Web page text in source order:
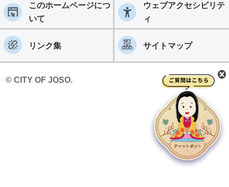
このホームページにつ
いて
ウェブアクセシビリテ
ィ
リンク集 サイトマップ
© CITY OF JOSO.